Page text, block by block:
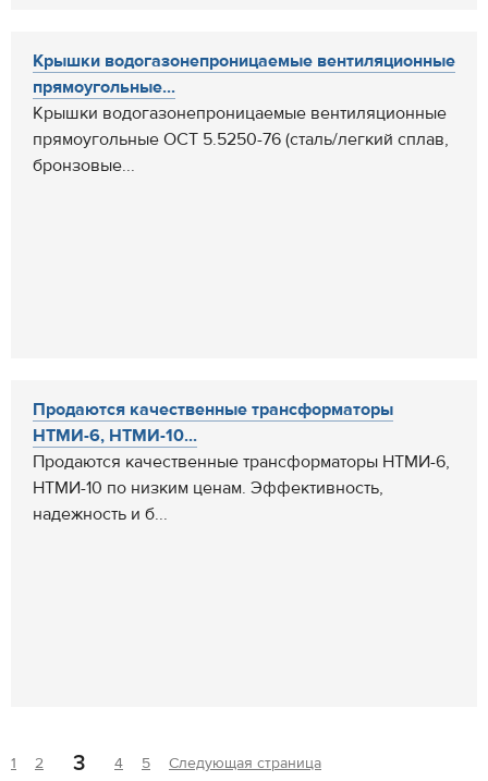
Крышки водогазонепроницаемые вентиляционные
прямоугольные...
Крышки водогазонепроницаемые вентиляционные
прямоугольные ОСТ 5.5250-76 (сталь/легкий сплав,
бронзовые...
Продаются качественные трансформаторы
НТМИ-6, НТМИ-10...
Продаются качественные трансформаторы НТМИ-6,
НТМИ-10 по низким ценам. Эффективность,
надежность и б...
1 2 3 4 5 Следующая страница